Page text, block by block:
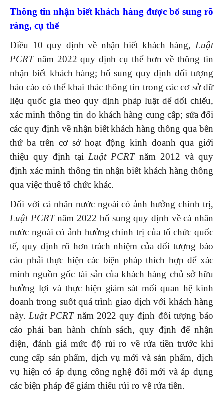
Thông tin nhận biết khách hàng được bổ sung rõ
ràng, cụ thể
Điều 10 quy định về nhận biết khách hàng, Luật
PCRTnăm 2022 quy định cụ thể hơn về thông tin
nhận biết khách hàng; bổ sung quy định đối tượng
báo cáo có thể khai thác thông tin trong các cơ sở dữ
liệu quốc gia theo quy định pháp luật để đối chiếu,
xác minh thông tin do khách hàng cung cấp; sửa đổi
các quy định về nhận biết khách hàng thông qua bên
thứ ba trên cơ sở hoạt động kinh doanh qua giới
thiệu quy định tại Luật PCRTnăm 2012 và quy
định xác minh thông tin nhận biết khách hàng thông
qua việc thuê tổ chức khác.
Đối với cá nhân nước ngoài có ảnh hưởng chính trị,
Luật PCRTnăm 2022 bổ sung quy định về cá nhân
nước ngoài có ảnh hưởng chính trị của tổ chức quốc
tế, quy định rõ hơn trách nhiệm của đối tượng báo
cáo phải thực hiện các biện pháp thích hợp để xác
minh nguồn gốc tài sản của khách hàng chủ sở hữu
hưởng lợi và thực hiện giám sát mối quan hệ kinh
doanh trong suốt quá trình giao dịch với khách hàng
này. Luật PCRTnăm 2022 quy định đối tượng báo
cáo phải ban hành chính sách, quy định để nhận
diện, đánh giá mức độ rủi ro về rửa tiền trước khi
cung cấp sản phẩm, dịch vụ mới và sản phẩm, dịch
vụ hiện có áp dụng công nghệ đổi mới và áp dụng
các biện pháp để giảm thiểu rủi ro về rửa tiền.